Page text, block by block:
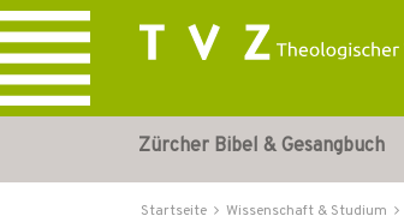
Zürcher Bibel & Gesangbuch
Startseite Wissenschaft & Studium